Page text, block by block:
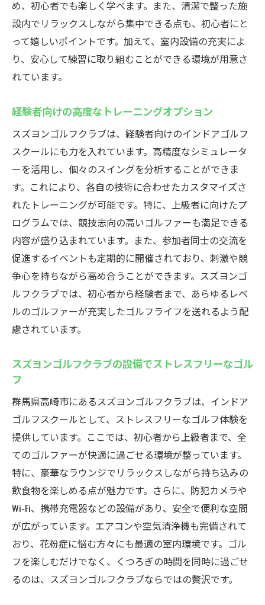
め、初心者でも楽しく学べます。また、清潔で整った施
設内でリラックスしながら集中できる点も、初心者にと
って嬉しいポイントです。加えて、室内設備の充実によ
り、安心して練習に取り組むことができる環境が用意さ
れています。
経験者向けの高度なトレーニングオプション
スズヨンゴルフクラブは、経験者向けのインドアゴルフ
スクールにも力を入れています。高精度なシミュレータ
ーを活用し、個々のスイングを分析することができま
す。これにより、各自の技術に合わせたカスタマイズさ
れたトレーニングが可能です。特に、上級者に向けたプ
ログラムでは、競技志向の高いゴルファーも満足できる
内容が盛り込まれています。また、参加者同士の交流を
促進するイベントも定期的に開催されており、刺激や競
争心を持ちながら高め合うことができます。スズヨンゴ
ルフクラブでは、初心者から経験者まで、あらゆるレベ
ルのゴルファーが充実したゴルフライフを送れるよう配
慮されています。
スズヨンゴルフクラブの設備でストレスフリーなゴル
フ
群馬県高崎市にあるスズヨンゴルフクラブは、インドア
ゴルフスクールとして、ストレスフリーなゴルフ体験を
提供しています。ここでは、初心者から上級者まで、全
てのゴルファーが快適に過ごせる環境が整っています。
特に、豪華なラウンジでリラックスしながら持ち込みの
飲食物を楽しめる点が魅力です。さらに、防犯カメラや
Wi-Fi、携帯充電器などの設備があり、安全で便利な空間
が広がっています。エアコンや空気清浄機も完備されて
おり、花粉症に悩む方々にも最適の室内環境です。ゴル
フを楽しむだけでなく、くつろぎの時間を同時に過ごせ
るのは、スズヨンゴルフクラブならではの贅沢です。